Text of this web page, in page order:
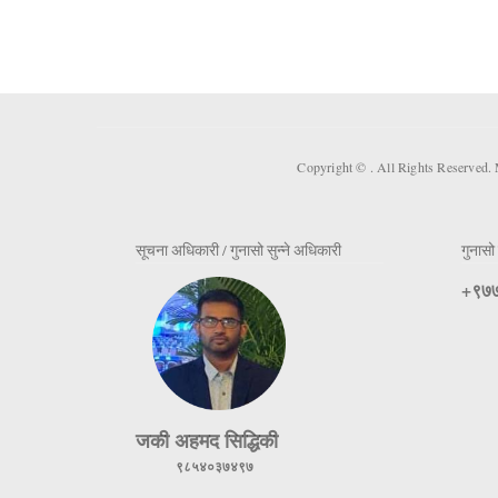
Copyright © . All Rights
सूचना अधिकारी / गुनासो सुन्ने अधिकारी
जकी अहमद सिद्धिकी
९८५४०३७४९७